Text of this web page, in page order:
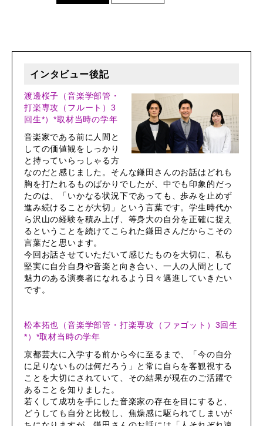
インタビュー後記
渡邊桜子（音楽学部管・
打楽専攻（フルート）3
回生*）*取材当時の学年
音楽家である前に人間と
しての価値観をしっかり
と持っていらっしゃる方
なのだと感じました。そんな鎌田さんのお話はどれも
胸を打たれるものばかりでしたが、中でも印象的だっ
たのは、「いかなる状況下であっても、歩みを止めず
進み続けることが大切」という言葉です。学生時代か
ら沢山の経験を積み上げ、等身大の自分を正確に捉え
るということを続けてこられた鎌田さんだからこその
言葉だと思います。
今回お話させていただいて感じたものを大切に、私も
堅実に自分自身や音楽と向き合い、一人の人間として
魅力のある演奏者になれるよう日々邁進していきたい
です。
松本拓也（音楽学部管・打楽専攻（ファゴット）3回生
*）*取材当時の学年
京都芸大に入学する前から今に至るまで、「今の自分
に足りないものは何だろう」と常に自らを客観視する
ことを大切にされていて、その結果が現在のご活躍で
あることを知りました。
若くして成功を手にした音楽家の存在を目にすると、
どうしても自分と比較し、焦燥感に駆られてしまいが